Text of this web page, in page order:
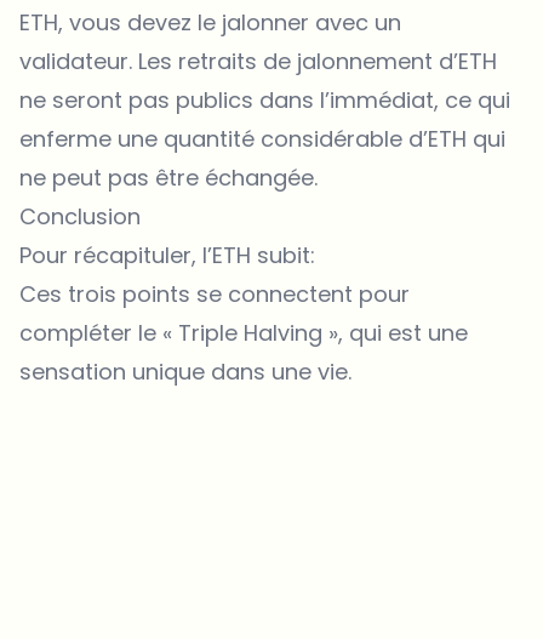
ETH, vous devez le jalonner avec un
validateur. Les retraits de jalonnement d’ETH
ne seront pas publics dans l’immédiat, ce qui
enferme une quantité considérable d’ETH qui
ne peut pas être échangée.
Conclusion
Pour récapituler, l’ETH subit:
Ces trois points se connectent pour
compléter le « Triple Halving », qui est une
sensation unique dans une vie.